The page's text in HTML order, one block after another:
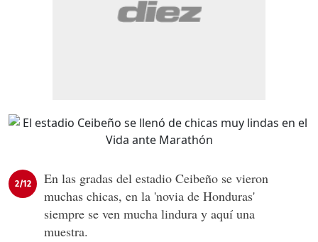
2/12
En las gradas del estadio Ceibeño se vieron
muchas chicas, en la 'novia de Honduras'
siempre se ven mucha lindura y aquí una
muestra.